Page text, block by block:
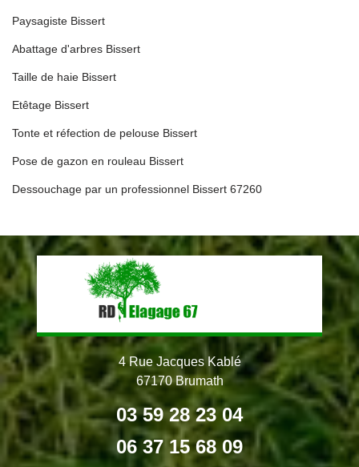
Paysagiste Bissert
Abattage d'arbres Bissert
Taille de haie Bissert
Etêtage Bissert
Tonte et réfection de pelouse Bissert
Pose de gazon en rouleau Bissert
Dessouchage par un professionnel Bissert 67260
4 Rue Jacques Kablé
67170 Brumath
03 59 28 23 04
06 37 15 68 09